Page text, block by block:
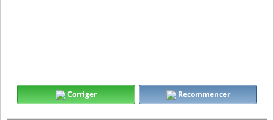
Corriger Recommencer